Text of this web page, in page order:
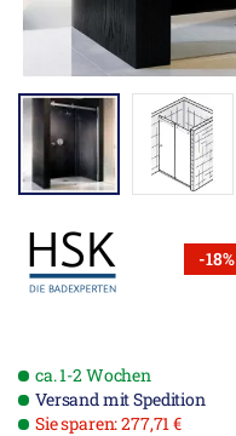
-18%
ca. 1-2 Wochen
Versand mit Spedition
Sie sparen: 277,71 €